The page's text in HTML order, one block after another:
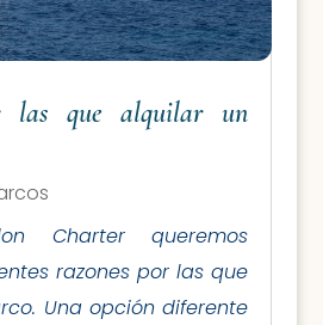
las que alquilar un
Charter queremos
razones por las que
Una opción diferente